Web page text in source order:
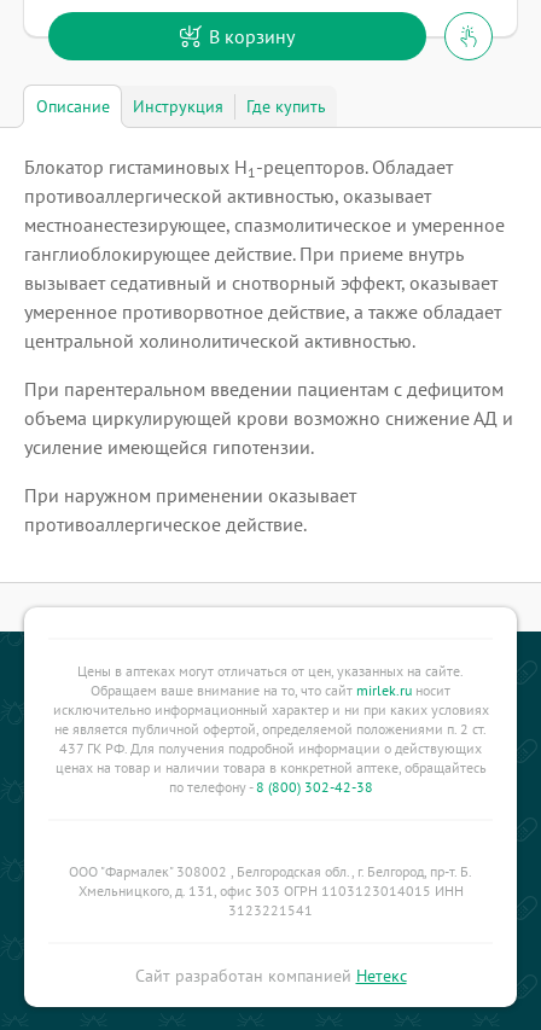
В корзину
Описание Инструкция Где купить
Блокатор гистаминовых Н1 -рецепторов. Обладает
противоаллергической активностью, оказывает
местноанестезирующее, спазмолитическое и умеренное
ганглиоблокирующее действие. При приеме внутрь
вызывает седативный и снотворный эффект, оказывает
умеренное противорвотное действие, а также обладает
центральной холинолитической активностью.
При парентеральном введении пациентам с дефицитом
объема циркулирующей крови возможно снижение АД и
усиление имеющейся гипотензии.
При наружном применении оказывает
противоаллергическое действие.
Цены в аптеках могут отличаться от цен, указанных на сайте.
Обращаем ваше внимание на то, что сайт mirlek.ru носит
исключительно информационный характер и ни при каких условиях
не является публичной офертой, определяемой положениями п. 2 ст.
437 ГК РФ. Для получения подробной информации о действующих
ценах на товар и наличии товара в конкретной аптеке, обращайтесь
по телефону -8 (800) 302-42-38
ООО "Фармалек" 308002 , Белгородская обл., г. Белгород, пр-т. Б.
Хмельницкого, д. 131, офис 303 ОГРН 1103123014015 ИНН
3123221541
Сайт разработан компанией Нетекс